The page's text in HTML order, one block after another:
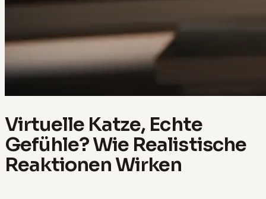
Virtuelle Katze, Echte
Gefühle? Wie Realistische
Reaktionen Wirken